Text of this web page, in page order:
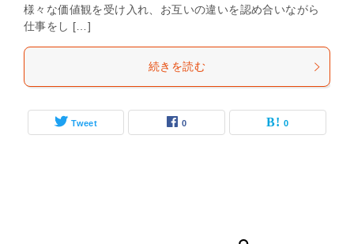
様々な価値観を受け入れ、お互いの違いを認め合いながら
仕事をし […]
続きを読む
Tweet 0 0